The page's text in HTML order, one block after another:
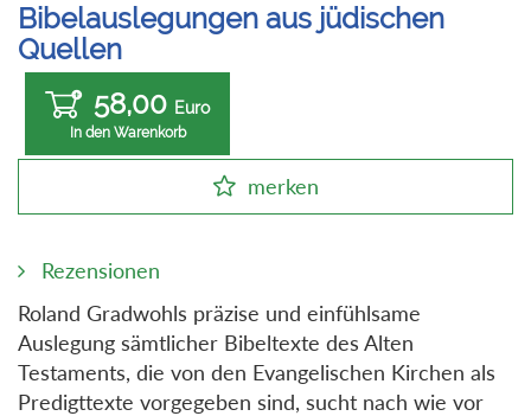
Bibelauslegungen aus jüdischen
Quellen
58,00 Euro
In den Warenkorb
merken
Rezensionen
Roland Gradwohls präzise und einfühlsame
Auslegung sämtlicher Bibeltexte des Alten
Testaments, die von den Evangelischen Kirchen als
Predigttexte vorgegeben sind, sucht nach wie vor